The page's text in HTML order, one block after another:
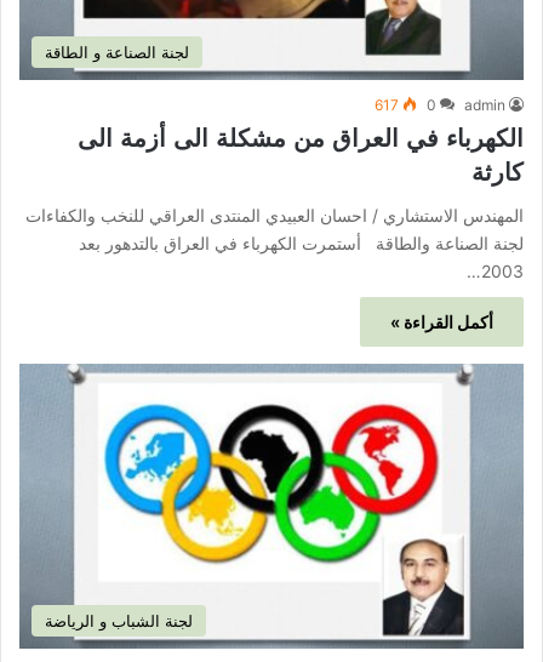
لجنة الصناعة و الطاقة
admin
0
617
الكهرباء في العراق من مشكلة الى أزمة الى
كارثة
المهندس الاستشاري / احسان العبيدي المنتدى العراقي للنخب والكفاءات
لجنة الصناعة والطاقة أستمرت الكهرباء في العراق بالتدهور بعد
2003…
أكمل القراءة »
لجنة الشباب و الرياضة